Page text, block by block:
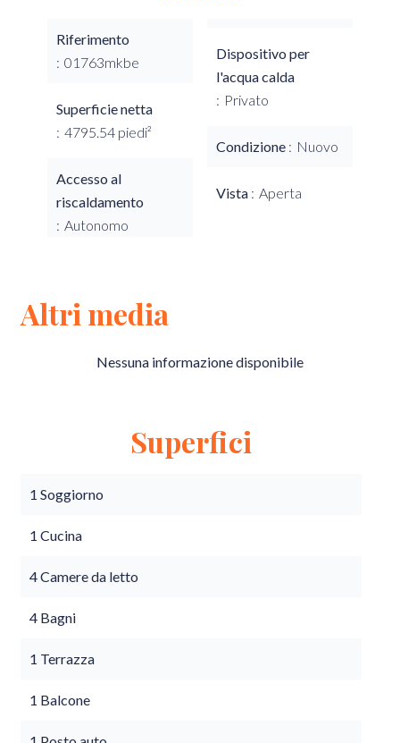
Riferimento
01763mkbe
Superficie netta
4795.54 piedi²
Accesso al
riscaldamento
Autonomo
Dispositivo per
l'acqua calda
Privato
Condizione Nuovo
Vista Aperta
Altri media
Nessuna informazione disponibile
Superfici
1 Soggiorno
1 Cucina
4 Camere da letto
4 Bagni
1 Terrazza
1 Balcone